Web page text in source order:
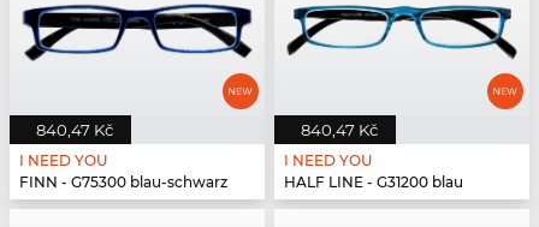
840,47 Kč
I NEED YOU
FINN - G75300 blau-schwarz
840,47 Kč
I NEED YOU
HALF LINE - G31200 blau